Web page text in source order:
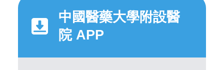
中國醫藥大學附設醫
院 APP